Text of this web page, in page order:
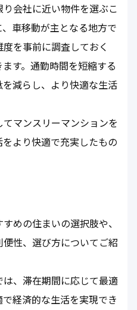
会社に近い物件を選ぶこ
車移動が主となる地方で
を事前に調査しておく
す。通勤時間を短縮する
減らし、より快適な生活
マンスリーマンションを
より快適で充実したもの
めの住まいの選択肢や、
性、選び方についてご紹
、滞在期間に応じて最適
経済的な生活を実現でき